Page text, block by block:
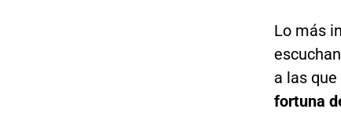
Lo más
a las
fortuna